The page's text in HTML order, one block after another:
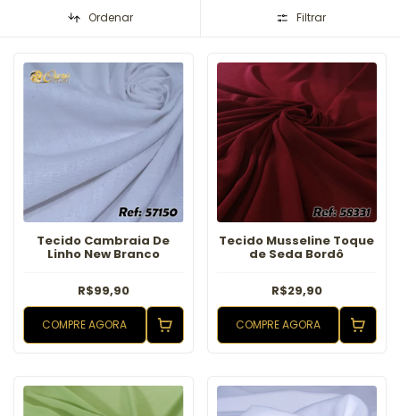
Ordenar Filtrar
Tecido Cambraia De
Linho New Branco
R$99,90
COMPRE AGORA
Tecido Musseline Toque
de Seda Bordô
R$29,90
COMPRE AGORA